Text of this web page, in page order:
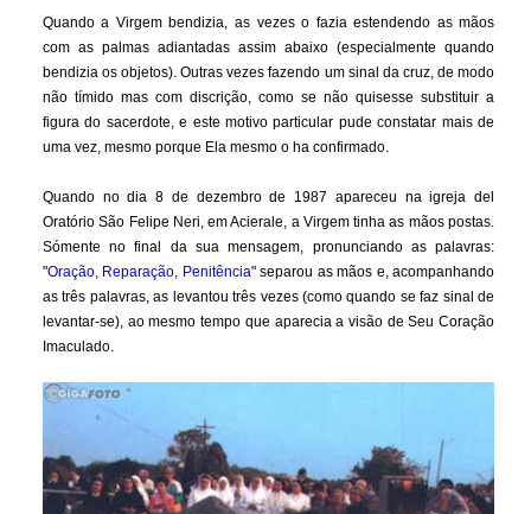
Quando a Virgem bendizia, as vezes o fazia estendendo as mãos
com as palmas adiantadas assim abaixo (especialmente quando
bendizia os objetos). Outras vezes fazendo um sinal da cruz, de modo
não tímido mas com discrição, como se não quisesse substituir a
figura do sacerdote, e este motivo particular pude constatar mais de
uma vez, mesmo porque Ela mesmo o ha confirmado.
Quando no dia 8 de dezembro de 1987 apareceu na igreja del
Oratório São Felipe Neri, em Acierale, a Virgem tinha as mãos postas.
Sómente no final da sua mensagem, pronunciando as palavras:
"Oração, Reparação, Penitência" separou as mãos e, acompanhando
as três palavras, as levantou três vezes (como quando se faz sinal de
levantar-se), ao mesmo tempo que aparecia a visão de Seu Coração
Imaculado.